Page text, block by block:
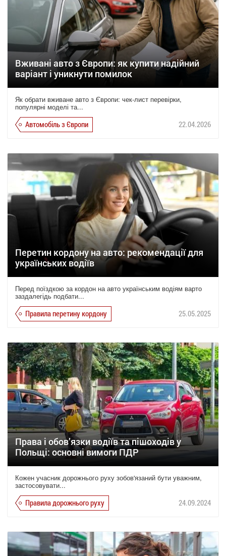
Вживані авто з Європи: як купити надійний
варіант і уникнути помилок
Як обрати вживане авто з Європи: чек-лист перевірки,
популярні моделі та...
Автомобіль з Європи 22.04.2026
Перетин кордону на авто: рекомендації для
українських водіїв
Перед поїздкою за кордон на авто українським водіям варто
заздалегідь подбати...
Правила перетину кордону 25.05.2025
Права і обов’язки водіїв та пішоходів у
Польщі: основні вимоги ПДР
Кожен учасник дорожнього руху зобов'язаний бути уважним,
застосовувати...
Правила дорожнього руху 24.09.2024